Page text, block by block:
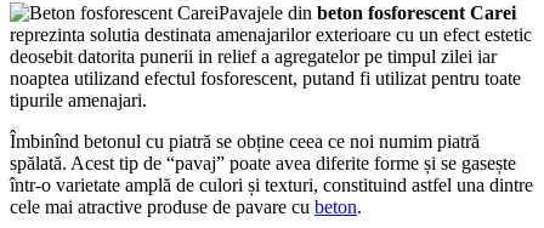
Pavajele din beton fosforescent Carei
reprezinta solutia destinata amenajarilor exterioare cu un efect estetic
deosebit datorita punerii in relief a agregatelor pe timpul zilei iar
noaptea utilizand efectul fosforescent, putand fi utilizat pentru toate
tipurile amenajari.
Îmbinînd betonul cu piatră se obține ceea ce noi numim piatră
spălată. Acest tip de “pavaj” poate avea diferite forme și se gasește
într-o varietate amplă de culori și texturi, constituind astfel una dintre
cele mai atractive produse de pavare cu beton.